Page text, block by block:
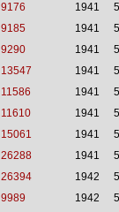
9176 1941
9185 1941
9290 1941
13547 1941
11586 1941
11610 1941
15061 1941
26288 1941
26394 1942
9989 1942